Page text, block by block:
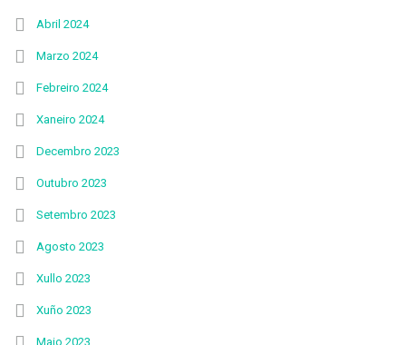
Abril 2024
Marzo 2024
Febreiro 2024
Xaneiro 2024
Decembro 2023
Outubro 2023
Setembro 2023
Agosto 2023
Xullo 2023
Xuño 2023
Maio 2023